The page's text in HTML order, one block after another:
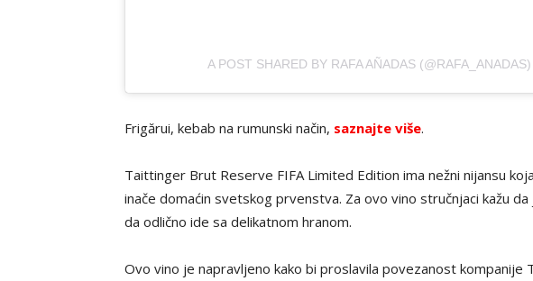
A POST SHARED BY RAFA AÑADAS (@RAFA_ANADAS)
Frigărui, kebab na rumunski način, saznajte više.
Taittinger Brut Reserve FIFA Limited Edition ima nežni nijansu
inače domaćin svetskog prvenstva. Za ovo vino stručnjaci kažu
da odlično ide sa delikatnom hranom.
Ovo vino je napravljeno kako bi proslavila povezanost kompanije